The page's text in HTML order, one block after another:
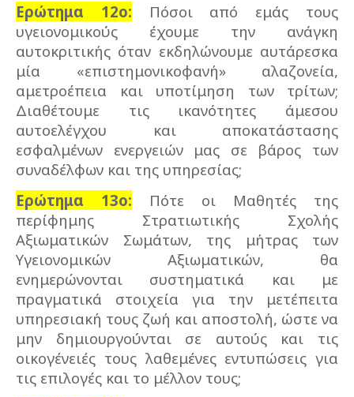
Ερώτημα 12ο: Πόσοι από εμάς τους
υγειονομικούς έχουμε την ανάγκη
αυτοκριτικής όταν εκδηλώνουμε αυτάρεσκα
μία «επιστημονικοφανή» αλαζονεία,
αμετροέπεια και υποτίμηση των τρίτων;
Διαθέτουμε τις ικανότητες άμεσου
αυτοελέγχου και αποκατάστασης
εσφαλμένων ενεργειών μας σε βάρος των
συναδέλφων και της υπηρεσίας;
Ερώτημα 13ο: Πότε οι Μαθητές της
περίφημης Στρατιωτικής Σχολής
Αξιωματικών Σωμάτων, της μήτρας των
Υγειονομικών Αξιωματικών, θα
ενημερώνονται συστηματικά και με
πραγματικά στοιχεία για την μετέπειτα
υπηρεσιακή τους ζωή και αποστολή, ώστε να
μην δημιουργούνται σε αυτούς και τις
οικογένειές τους λαθεμένες εντυπώσεις για
τις επιλογές και το μέλλον τους;